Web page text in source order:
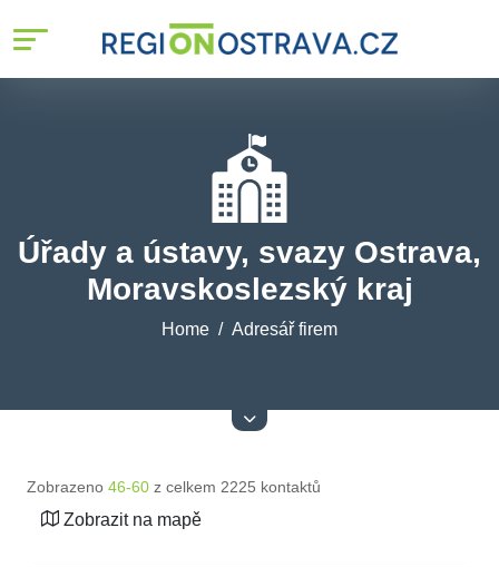
Úřady a ústavy, svazy Ostrava,
Moravskoslezský kraj
Home Adresář firem
Zobrazeno 46-60 z celkem 2225 kontaktů
Zobrazit na mapě